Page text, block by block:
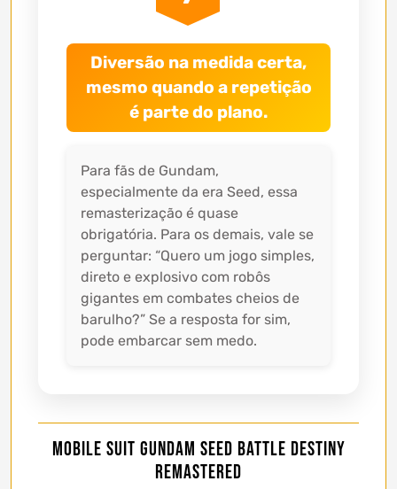
Diversão na medida certa,
mesmo quando a repetição
é parte do plano.
Para fãs de Gundam,
especialmente da era Seed, essa
remasterização é quase
obrigatória. Para os demais, vale se
perguntar: “Quero um jogo simples,
direto e explosivo com robôs
gigantes em combates cheios de
barulho?” Se a resposta for sim,
pode embarcar sem medo.
MOBILE SUIT GUNDAM SEED BATTLE DESTINY
REMASTERED